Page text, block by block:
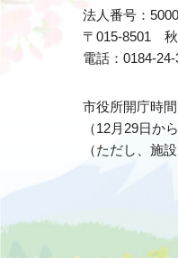
法人番号：
〒015-8501 秋
電話：0184-24-
市役所開庁時
（12月29日か
（ただし、施